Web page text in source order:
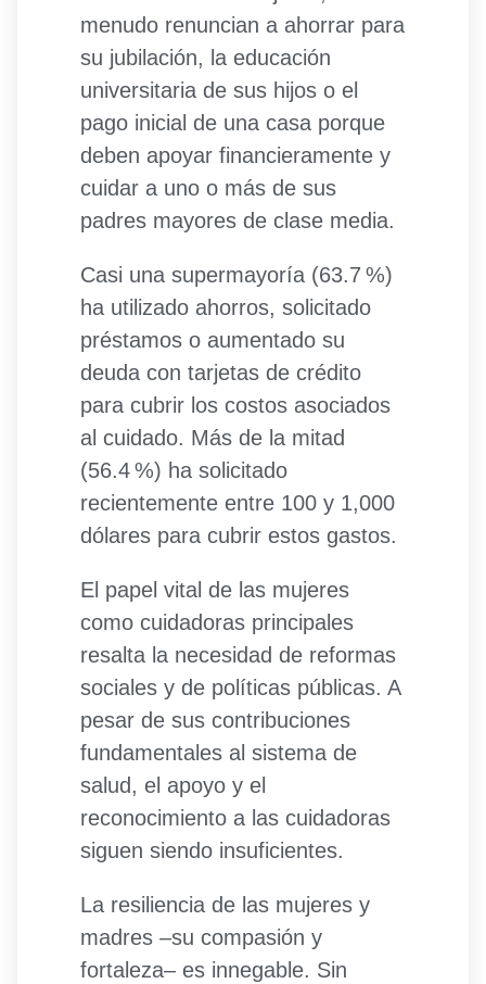
menudo renuncian a ahorrar para
su jubilación, la educación
universitaria de sus hijos o el
pago inicial de una casa porque
deben apoyar financieramente y
cuidar a uno o más de sus
padres mayores de clase media.
Casi una supermayoría (63.7 %)
ha utilizado ahorros, solicitado
préstamos o aumentado su
deuda con tarjetas de crédito
para cubrir los costos asociados
al cuidado. Más de la mitad
(56.4 %) ha solicitado
recientemente entre 100 y 1,000
dólares para cubrir estos gastos.
El papel vital de las mujeres
como cuidadoras principales
resalta la necesidad de reformas
sociales y de políticas públicas. A
pesar de sus contribuciones
fundamentales al sistema de
salud, el apoyo y el
reconocimiento a las cuidadoras
siguen siendo insuficientes.
La resiliencia de las mujeres y
madres –su compasión y
fortaleza– es innegable. Sin